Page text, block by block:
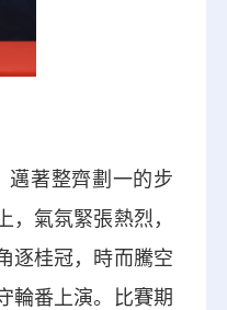
著整齊劃一的步
氣氛緊張熱烈，
逐桂冠，時而騰空
輪番上演。比賽期